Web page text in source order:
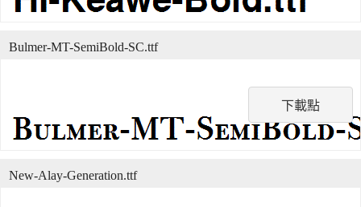
下載點
Bulmer-MT-SemiBold-SC.ttf
New-Alay-Generation.ttf